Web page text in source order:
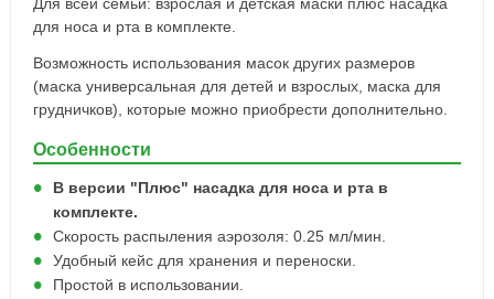
для носа и рта в комплекте.
Возможность использования масок других размеров
(маска универсальная для детей и взрослых, маска для
грудничков), которые можно приобрести дополнительно.
Особенности
В версии "Плюс" насадка для носа и рта в
комплекте.
Скорость распыления аэрозоля: 0.25 мл/мин.
Удобный кейс для хранения и переноски.
Простой в использовании.